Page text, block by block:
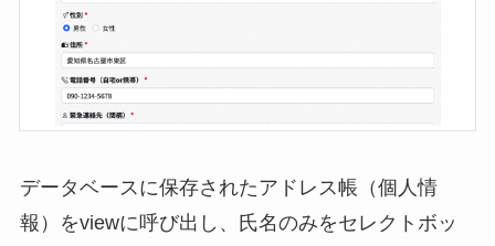
データベースに保存されたアドレス帳（個人情
報）をviewに呼び出し、氏名のみをセレクトボッ